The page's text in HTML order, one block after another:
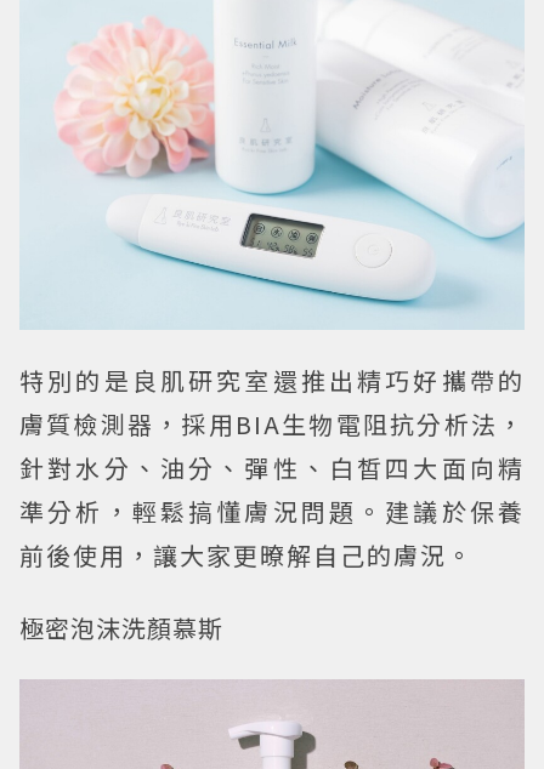
特別的是良肌研究室還推出精巧好攜帶的
膚質檢測器，採用BIA生物電阻抗分析法，
針對水分、油分、彈性、白皙四大面向精
準分析，輕鬆搞懂膚況問題。建議於保養
前後使用，讓大家更暸解自己的膚況。
極密泡沫洗顏慕斯